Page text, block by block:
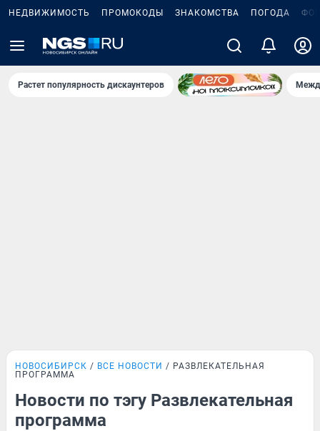
НЕДВИЖИМОСТЬ ПРОМОКОДЫ ЗНАКОМСТВА ПОГОДА
Растет популярность дискаунтеров
НОВОСИБИРСК ВСЕ НОВОСТИ
РАЗВЛЕКАТЕЛЬНАЯ
ПРОГРАММА
Новости по тэгу Развлекательная
программа